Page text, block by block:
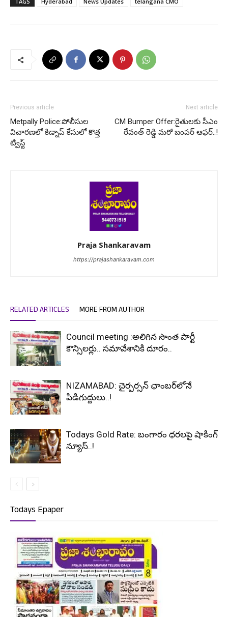
Previous article
Metpally Police:పోలీసుల
విచారణలో కిడ్నాప్ కేసులో కొత్త
ట్విస్ట్
Next article
CM Bumper Offer:రైతులకు సీఎం
రేవంత్ రెడ్డి మరో బంపర్ ఆఫర్..!
Praja Shankaravam
https://prajashankaravam.com
RELATED ARTICLES MORE FROM AUTHOR
Council meeting :అలిగిన సొంత పార్టీ
కౌన్సిలర్లు.. సమావేశానికి దూరం..
NIZAMABAD: చైర్పర్సన్ ఛాంబర్‌లోనే
పిడిగుద్దులు..!
Todays Gold Rate: బంగారం ధరలపై షాకింగ్
న్యూస్..!
Todays Epaper